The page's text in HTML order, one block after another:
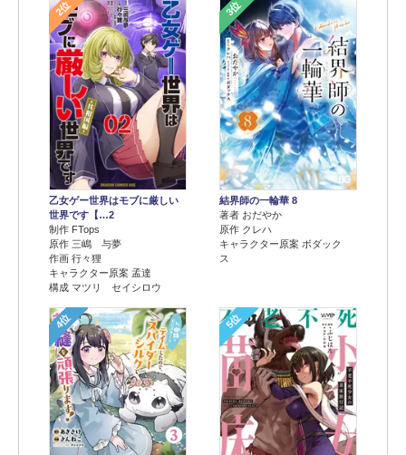
2位
乙女ゲー世界はモブに厳しい
世界です【…2
制作 FTops
原作 三嶋 与夢
作画 行々狸
キャラクター原案 孟達
構成 マツリ セイシロウ
3位
結界師の一輪華 8
著者 おだやか
原作 クレハ
キャラクター原案 ボダック
ス
4位 5位